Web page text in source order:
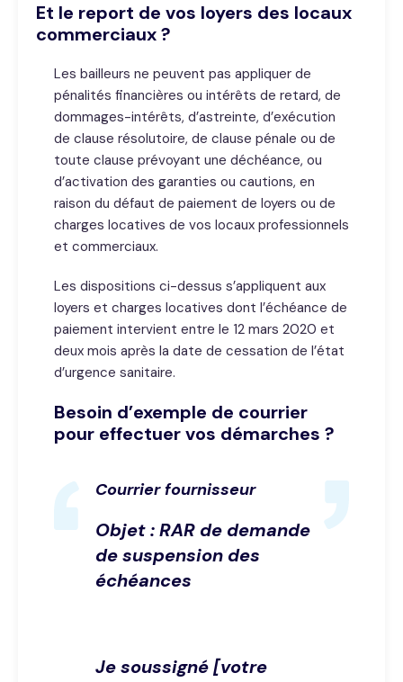
Et le report de vos loyers des locaux
commerciaux ?
Les bailleurs ne peuvent pas appliquer de
pénalités financières ou intérêts de retard, de
dommages-intérêts, d’astreinte, d’exécution
de clause résolutoire, de clause pénale ou de
toute clause prévoyant une déchéance, ou
d’activation des garanties ou cautions, en
raison du défaut de paiement de loyers ou de
charges locatives de vos locaux professionnels
et commerciaux.
Les dispositions ci-dessus s’appliquent aux
loyers et charges locatives dont l’échéance de
paiement intervient entre le 12 mars 2020 et
deux mois après la date de cessation de l’état
d’urgence sanitaire.
Besoin d’exemple de courrier
pour effectuer vos démarches ?
Courrier fournisseur
Objet : RAR de demande
de suspension des
échéances
Je soussigné [votre